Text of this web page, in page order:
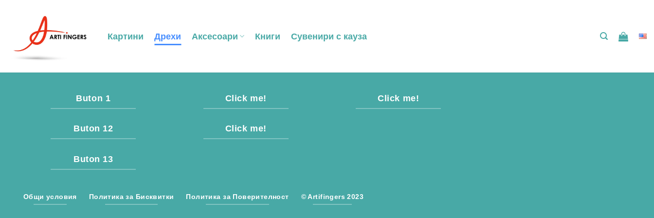
Картини Дрехи Аксесоари Книги Сувенири с кауза
Buton 1
Buton 12
Buton 13
Click me!
Click me!
Click me!
Общи условия Политика за Бисквитки Политика за Поверителност © Artifingers 2023